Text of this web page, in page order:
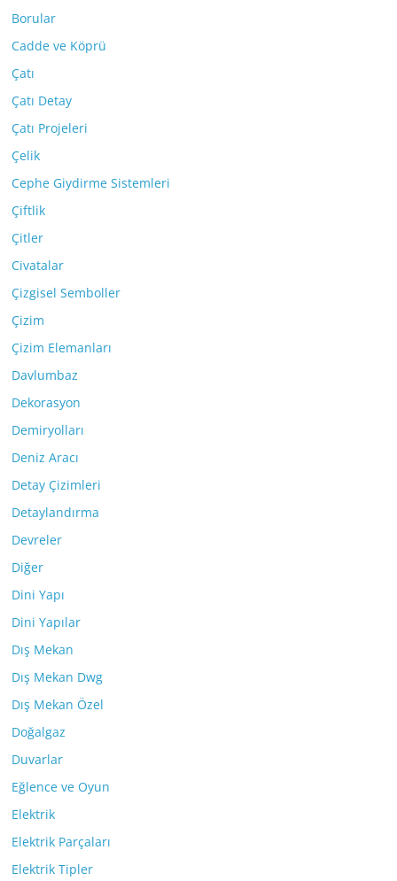
Borular
Cadde ve Köprü
Çatı
Çatı Detay
Çatı Projeleri
Çelik
Cephe Giydirme Sistemleri
Çiftlik
Çitler
Civatalar
Çizgisel Semboller
Çizim
Çizim Elemanları
Davlumbaz
Dekorasyon
Demiryolları
Deniz Aracı
Detay Çizimleri
Detaylandırma
Devreler
Diğer
Dini Yapı
Dini Yapılar
Dış Mekan
Dış Mekan Dwg
Dış Mekan Özel
Doğalgaz
Duvarlar
Eğlence ve Oyun
Elektrik
Elektrik Parçaları
Elektrik Tipler